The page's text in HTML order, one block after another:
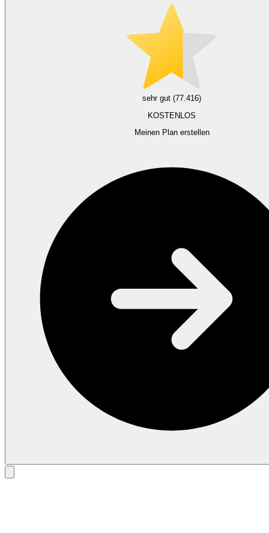
sehr gut (77.416)
KOSTENLOS
Meinen Plan erstellen